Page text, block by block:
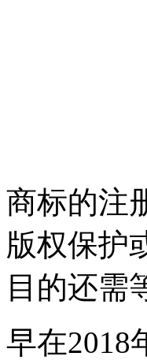
商标的注
版权保护
目的还需
早在2018